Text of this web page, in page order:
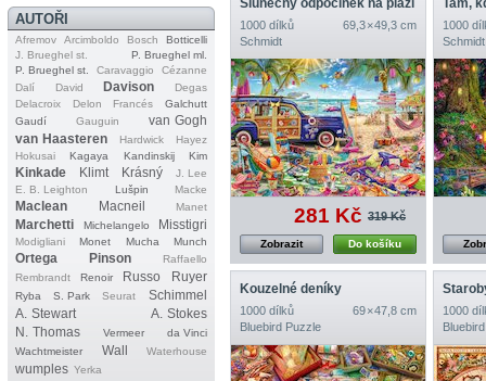
AUTOŘI
Afremov Arcimboldo Bosch
Botticelli
J. Brueghel st.
P. Brueghel ml.
P. Brueghel st.
Caravaggio
Cézanne
Dalí
David Davison
Degas
Delacroix
Delon Francés
Galchutt
Gaudí
Gauguin
van Gogh
van Haasteren
Hardwick
Hayez
Hokusai
Kagaya Kandinskij Kim
Kinkade Klimt Krásný
J. Lee
E. B. Leighton
Lušpin Macke
Maclean Macneil Manet
Marchetti Michelangelo Misstigri
Modigliani Monet Mucha Munch
Ortega Pinson
Raffaello
Rembrandt
Renoir Russo Ruyer
Ryba S. Park Seurat
Schimmel
A. Stewart
A. Stokes
N. Thomas
Vermeer
da Vinci
Wachtmeister
Wall Waterhouse
wumples Yerka
Slunečný odpočinek na pláži
1000 dílků
69,3 × 49,3 cm
Schmidt
281 Kč 319 Kč
Do košíku
Zobrazit
1000
Schmidt
Kouzelné deníky
1000 dílků
69 × 47,8 cm
Bluebird Puzzle
1000